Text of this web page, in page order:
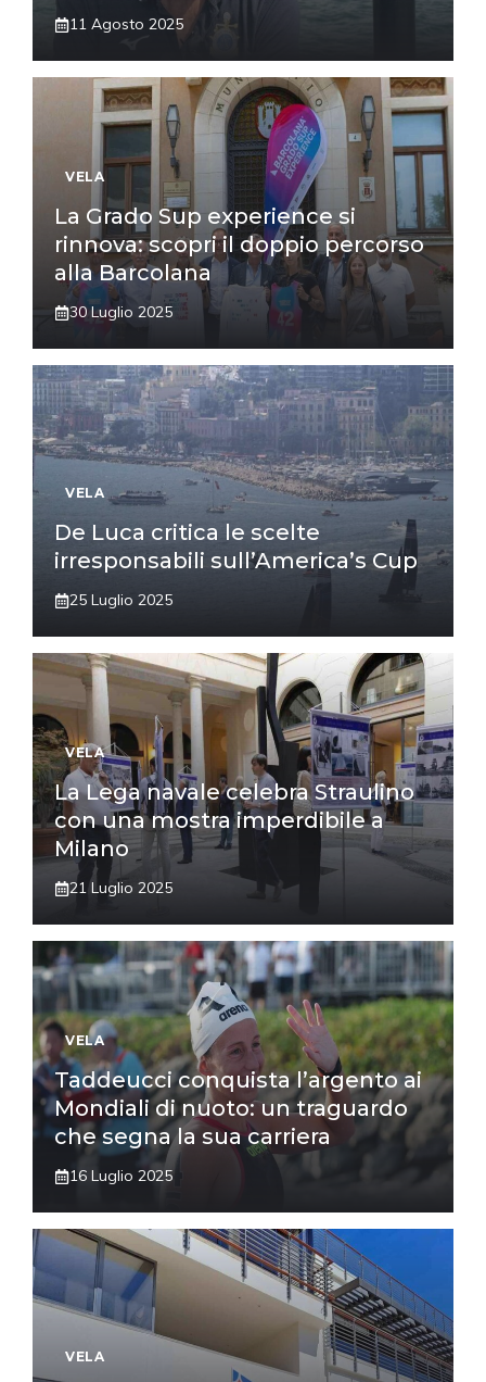
11 Agosto 2025
VELA
La Grado Sup experience si
rinnova: scopri il doppio percorso
alla Barcolana
30 Luglio 2025
VELA
De Luca critica le scelte
irresponsabili sull’America’s Cup
25 Luglio 2025
VELA
La Lega navale celebra Straulino
con una mostra imperdibile a
Milano
21 Luglio 2025
VELA
Taddeucci conquista l’argento ai
Mondiali di nuoto: un traguardo
che segna la sua carriera
16 Luglio 2025
VELA